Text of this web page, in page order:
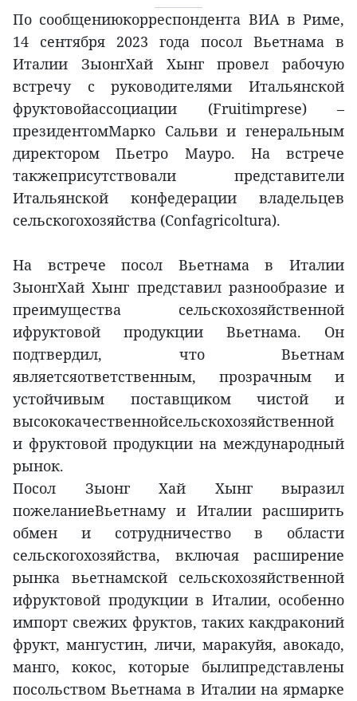
По сообщениюкорреспондента ВИА в Риме,
14 сентября 2023 года посол Вьетнама в
Италии ЗыонгХай Хынг провел рабочую
встречу с руководителями Итальянской
фруктовойассоциации (Fruitimprese) –
президентомМарко Сальви и генеральным
директором Пьетро Мауро. На встрече
такжеприсутствовали представители
Итальянской конфедерации владельцев
сельскогохозяйства (Confagricoltura).
На встрече посол Вьетнама в Италии
ЗыонгХай Хынг представил разнообразие и
преимущества сельскохозяйственной
ифруктовой продукции Вьетнама. Он
подтвердил, что Вьетнам
являетсяответственным, прозрачным и
устойчивым поставщиком чистой и
высококачественнойсельскохозяйственной
и фруктовой продукции на международный
рынок.
Посол Зыонг Хай Хынг выразил
пожеланиеВьетнаму и Италии расширить
обмен и сотрудничество в области
сельскогохозяйства, включая расширение
рынка вьетнамской сельскохозяйственной
ифруктовой продукции в Италии, особенно
импорт свежих фруктов, таких какдраконий
фрукт, мангустин, личи, маракуйя, авокадо,
манго, кокос, которые былипредставлены
посольством Вьетнама в Италии на ярмарке